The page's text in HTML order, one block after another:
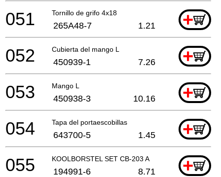
Tornillo de grifo 4x18 +
051 265A48-7 1.21
Cubierta del mango L +
052 450939-1 7.26
Mango L +
053 450938-3 10.16
Tapa del portaescobillas +
054 643700-5 1.45
KOOLBORSTEL SET CB-203 A +
055 194991-6 8.71